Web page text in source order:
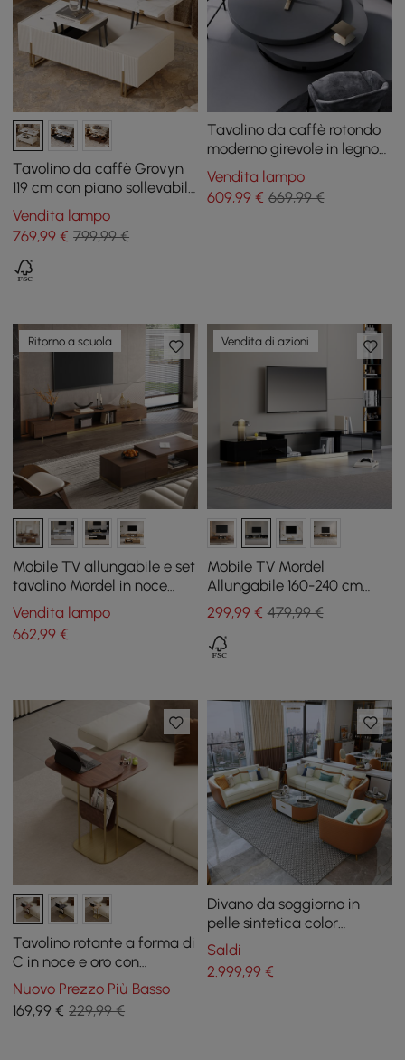
Tavolino da caffè Grovyn
119 cm con piano sollevabile
scanalato avorio e 2
cassetti
Vendita lampo
769,99 € 799,99 €
Tavolino da caffè rotondo
moderno girevole in legno
grigio con spazio di
archiviazione
Vendita lampo
609,99€ 669,99 €
Ritorno a scuola
Mobile TV allungabile e set
tavolino Mordel in noce
lucido
Vendita lampo
662,99 €
Vendita di azioni
Mobile TV Mordel
Allungabile 160-240 cm
Nero con Contenitore
299,99€ 479,99 €
Tavolino rotante a forma di
C in noce e oro con
contenitore
Nuovo Prezzo Più Basso
169,99 € 229,99 €
Divano da soggiorno in
pelle sintetica color
arancione con divano
singolo e divanetto, set di 3
Saldi
2.999,99€